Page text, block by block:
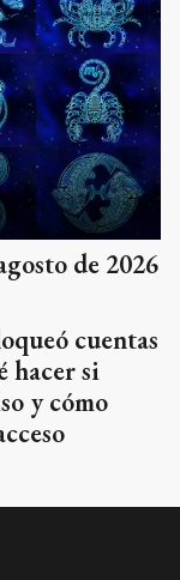
de 2026
cuentas
hacer si
y cómo